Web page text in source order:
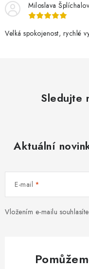
Miloslava
Velká spokojenost, rychlé
Sledujte
Aktuální
E-mail
Vložením e-mailu